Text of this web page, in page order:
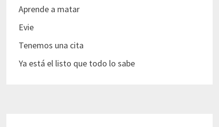
Aprende a matar
Evie
Tenemos una cita
Ya está el listo que todo lo sabe